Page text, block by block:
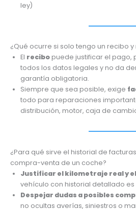
ley)
¿Qué ocurre si solo tengo un recibo
El recibopuede justificar el pago,
todos los datos legales y no da
garantía obligatoria.
Siempre que sea posible, exige
todo para reparaciones
distribución, motor, caja de
¿Para qué sirve el historial de
compra-venta de un coche?
Justificar el kilometraje real y
vehículo con historial detallado es
Despejar dudas a posibles
no ocultas averías, siniestros o